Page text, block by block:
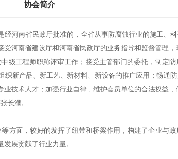
协会简介
南省民政厅批准的，全省从事防腐蚀行业的施工、科
河南省建设厅和河南省民政厅的业务指导和监督管理，
工程师职称评审工作；接受主管部门的委托，制定防
新产品、新工艺、新材料、新设备的推广应用；畅通
技术人才；加强行业自律，维护会员单位的合法权益，
长濮。
面，较好的发挥了纽带和桥梁作用，构建了企业与政
展贡献了行业力量。